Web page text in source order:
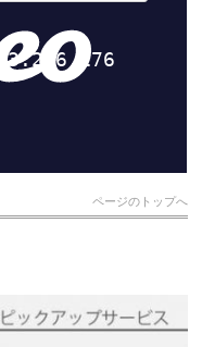
ページのトップへ